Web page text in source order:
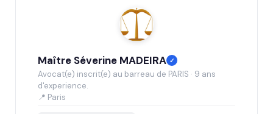
Maître Séverine MADEIRA ✓
Avocat(e) inscrit(e) au barreau de PARIS · 9 ans
d'experience.
📍 Paris